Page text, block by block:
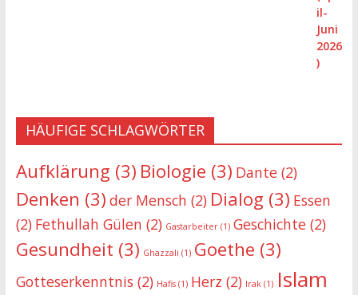
HÄUFIGE SCHLAGWÖRTER
Aufklärung (3) Biologie (3) Dante(2)
Denken (3) der Mensch (2) Dialog (3) Essen
(2) Fethullah Gülen (2) Gastarbeiter(1) Geschichte(2)
Gesundheit (3) Ghazzali (1) Goethe (3)
Gotteserkenntnis (2) Hafis(1) Herz (2) Irak(1) Islam